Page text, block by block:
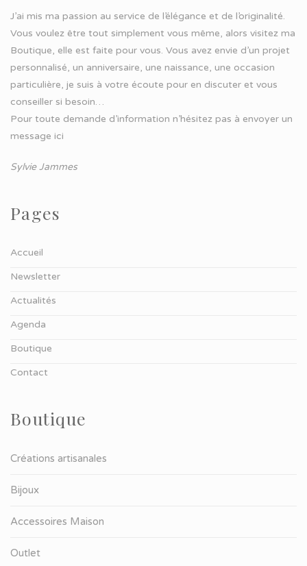
J’ai mis ma passion au service de l’élégance et de l’originalité.
Vous voulez être tout simplement vous même, alors visitez ma
Boutique, elle est faite pour vous. Vous avez envie d’un projet
personnalisé, un anniversaire, une naissance, une occasion
particulière, je suis à votre écoute pour en discuter et vous
conseiller si besoin…
Pour toute demande d’information n’hésitez pas à envoyer un
message ici
Sylvie Jammes
Pages
Accueil
Newsletter
Actualités
Agenda
Boutique
Contact
Boutique
Créations artisanales
Bijoux
Accessoires Maison
Outlet